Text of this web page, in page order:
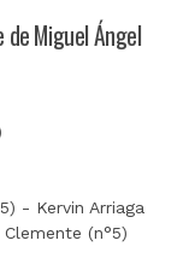
Miguel Ángel
- Kervin Arriaga
(n°5)